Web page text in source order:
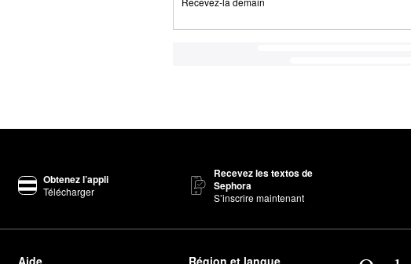
Obtenez l’appli
Télécharger
Recevez les textos de
Sephora
S’inscrire maintenant